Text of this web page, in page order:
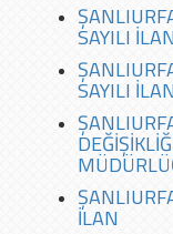
SAYILI
SAYILI
İLAN